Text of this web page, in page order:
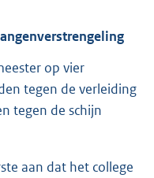
op vier
tegen de verleiding
tegen de schijn
aan dat het college